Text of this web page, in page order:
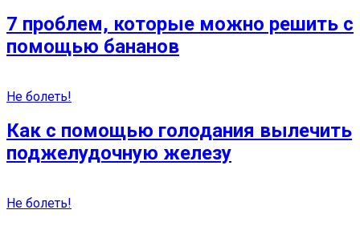
7 проблем, которые можно решить с
помощью бананов
Не болеть!
Как с помощью голодания вылечить
поджелудочную железу
Не болеть!